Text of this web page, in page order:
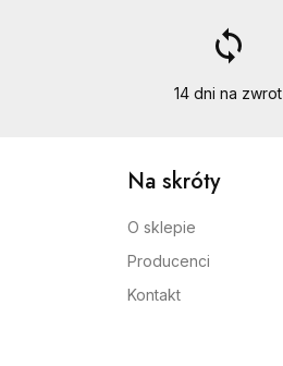
loop
14 dni na zwrot
Na skróty
O sklepie
Producenci
Kontakt